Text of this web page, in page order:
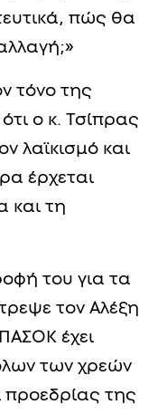
πώς θα
τόνο της
ο κ. Τσίπρας
λαϊκισμό και
έρχεται
και τη
του για τα
τον Αλέξη
έχει
των χρεών
προεδρίας της